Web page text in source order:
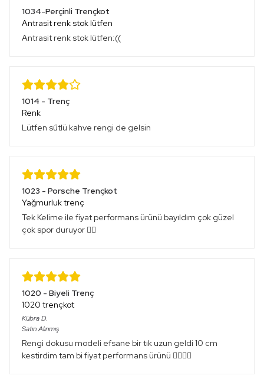
1034-Perçinli Trençkot
Antrasit renk stok lütfen
Antrasit renk stok lütfen:((
1014 - Trenç
Renk
Lütfen sűtlü kahve rengi de gelsin
1023 - Porsche Trençkot
Yağmurluk trenç
Tek Kelime ile fiyat performans ürünü bayıldım çok güzel
çok spor duruyor 👍🏻
1020 - Biyeli Trenç
1020 trençkot
KübraD.
Satın Alınmış
Rengi dokusu modeli efsane bir tık uzun geldi 10 cm
kestirdim tam bi fiyat performans ürünü 👌🏻👌🏻